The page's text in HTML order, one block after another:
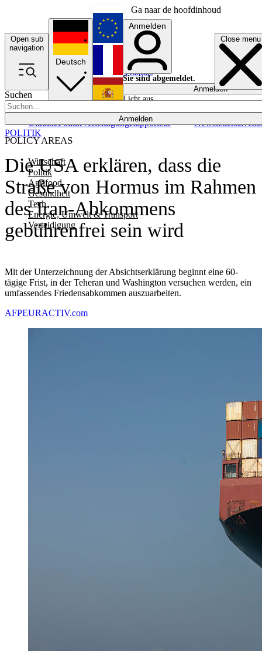
Ga naar de hoofdinhoud
Open sub
navigation
Close menu
Suchen
Anmelden
POLICY AREAS
Wirtschaft
Politik
Agrifood
Gesundheit
Tech
Energie, Umwelt & Transport
Verteidigung
UkrainePolitikVerteidigungRapporteur NewslettersEvents
Deutsch
English
Français
Anmelden
Sie sind abgemeldet.
Anmelden
Licht aus
Die USA erklären, dass die
Straße von Hormus im Rahmen
des Iran-Abkommens
gebührenfrei sein wird
Mit der Unterzeichnung der Absichtserklärung beginnt eine 60-
tägige Frist, in der Teheran und Washington versuchen werden, ein
umfassendes Friedensabkommen auszuarbeiten.
POLITIK
AFPEURACTIV.com